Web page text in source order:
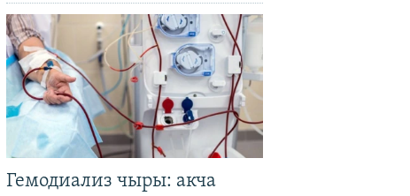
Гемодиализ чыры: акча